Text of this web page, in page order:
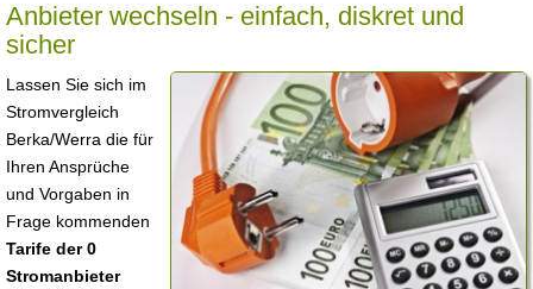
Anbieter wechseln - einfach, diskret und
sicher
Lassen Sie sich im
Stromvergleich
Berka/Werra die für
Ihren Ansprüche
und Vorgaben in
Frage kommenden
Tarife der 0
Stromanbieter